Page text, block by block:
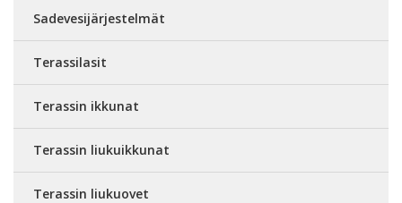
Sadevesijärjestelmät
Terassilasit
Terassin ikkunat
Terassin liukuikkunat
Terassin liukuovet